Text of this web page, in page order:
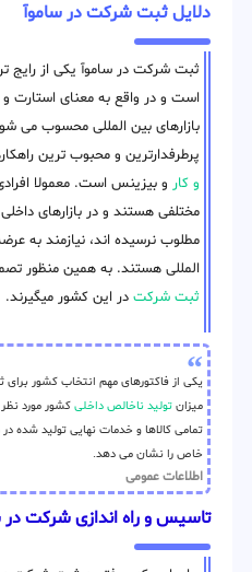
دلایل ثبت شرکت در ساموآ
ثبت شرکت در ساموآ یکی از رایج
است و در واقع به معنای
بازارهای بین المللی محسوب می
پرطرفدارترین و محبوب ترین
و کار و بیزینس است. معمولا
مختلفی هستند و در بازارهای
مطلوب نرسیده اند، نیازمند به
المللی هستند. به همین منظور
ثبت شرکت در این کشور میگیرند.
یکی از فاکتورهای مهم انتخاب کشور
میزان تولید ناخالص داخلی کشور مورد
تمامی کالاها و خدمات نهایی تولید شده
خاص را نشان می دهد.
اطلاعات عمومی
تاسیس و راه اندازی شرکت در